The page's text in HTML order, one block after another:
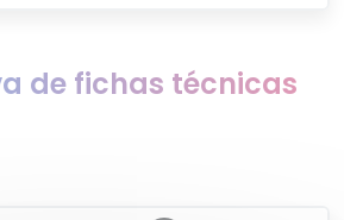
de fichas técnicas